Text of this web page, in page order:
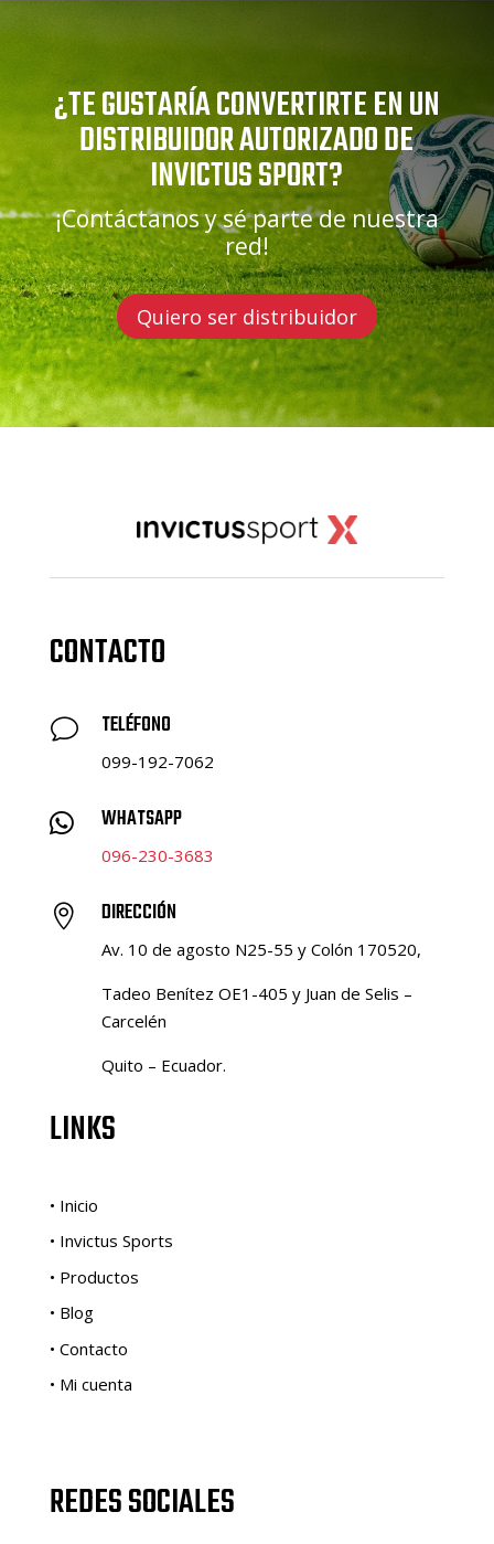
¿TE GUSTARÍA CONVERTIRTE EN UN
DISTRIBUIDOR AUTORIZADO DE
INVICTUS SPORT?
¡Contáctanos y sé parte de nuestra
red!
Quiero ser distribuidor
CONTACTO
v TELÉFONO
099-192-7062
 WHATSAPP
096-230-3683
 DIRECCIÓN
Av. 10 de agosto N25-55 y Colón 170520,
Tadeo Benítez OE1-405 y Juan de Selis –
Carcelén
Quito – Ecuador.
LINKS
• Inicio
• Invictus Sports
• Productos
• Blog
• Contacto
• Mi cuenta
REDES SOCIALES